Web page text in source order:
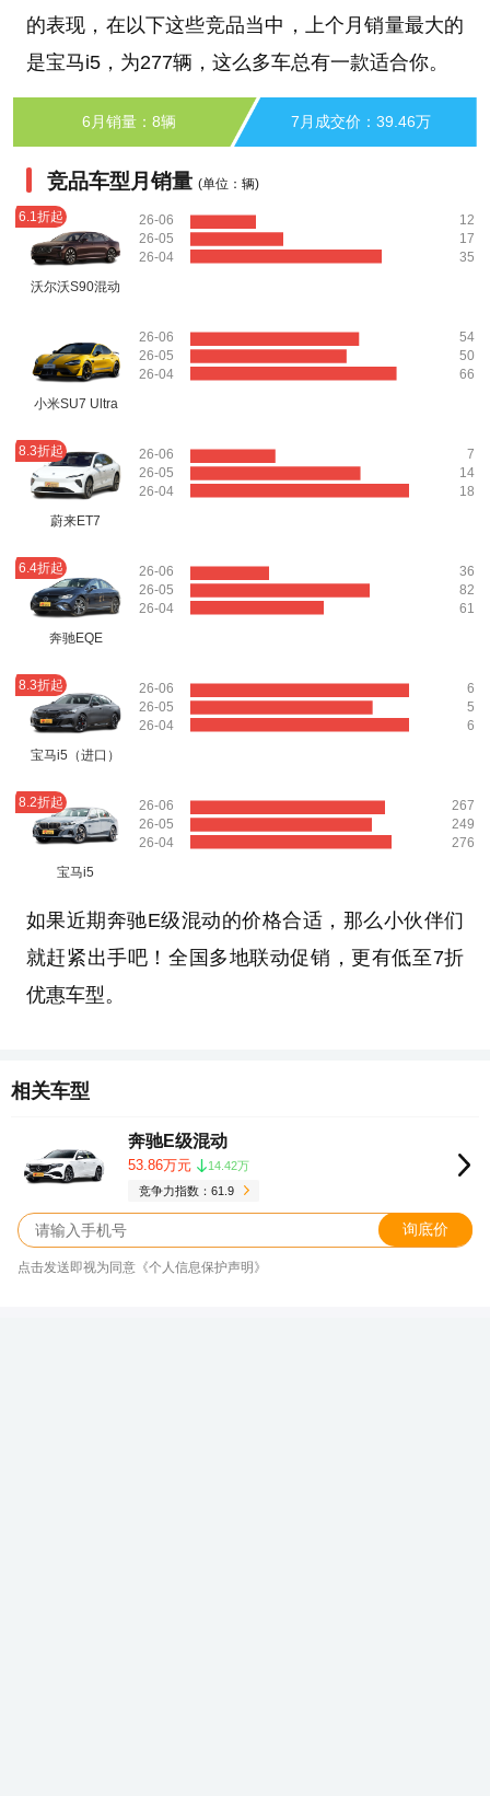
的表现，在以下这些竞品当中，上个月销量最大的
是宝马i5，为277辆，这么多车总有一款适合你。
6月销量：8辆 7月成交价：39.46万
竞品车型月销量 (单位：辆)
6.1折起
沃尔沃S90混动
26-06
26-05
26-04
12
17
35
小米SU7 Ultra
26-06
26-05
26-04
54
50
66
8.3折起
蔚来ET7
26-06
26-05
26-04
7
14
18
6.4折起
奔驰EQE
26-06
26-05
26-04
36
82
61
8.3折起
宝马i5（进口）
26-06
26-05
26-04
6
5
6
8.2折起
宝马i5
26-06
26-05
26-04
267
249
276
如果近期奔驰E级混动的价格合适，那么小伙伴们
就赶紧出手吧！全国多地联动促销，更有低至7折
优惠车型。
相关车型
奔驰E级混动
53.86万元
14.42万
竞争力指数：61.9
询底价
点击发送即视为同意《个人信息保护声明》